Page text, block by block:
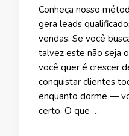
Conheça nosso
gera leads
vendas. Se você
talvez este não seja
você quer é crescer
conquistar clientes
enquanto dorme —
certo. O que …